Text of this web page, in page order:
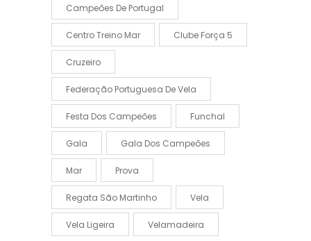
Campeões De Portugal
Centro Treino Mar Clube Força 5
Cruzeiro
Federação Portuguesa De Vela
Festa Dos Campeões Funchal
Gala Gala Dos Campeões
Mar Prova
Regata São Martinho Vela
Vela Ligeira Velamadeira